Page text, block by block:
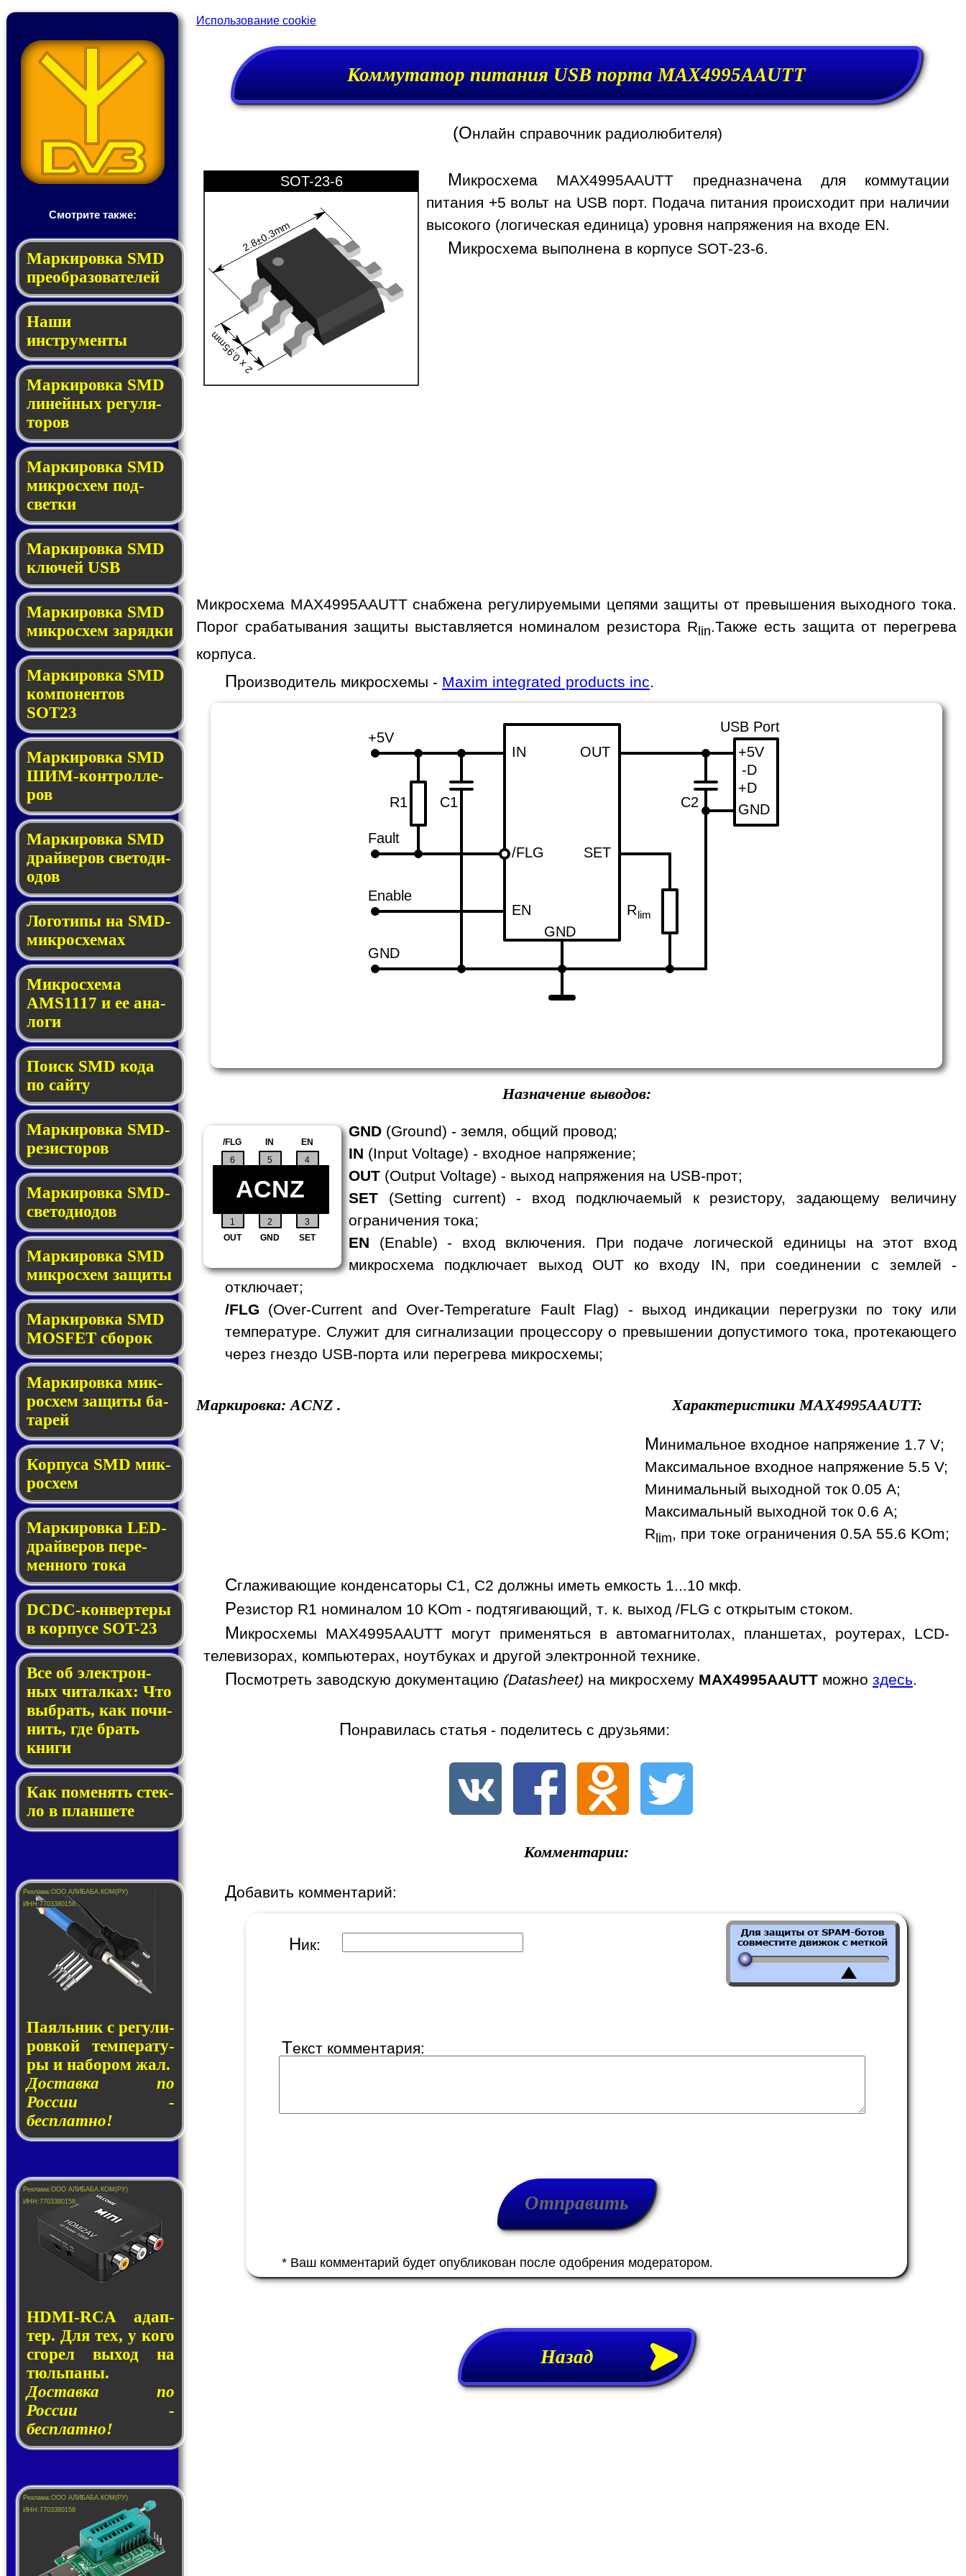
Смотрите также:
Мар­ки­ров­ка SMD
пре­об­ра­зо­ва­те­лей
Наши
инструменты
Маркировка SMD
ли­ней­ных ре­гу­ля­
то­ров
Маркировка SMD
мик­ро­схем под­
свет­ки
Маркировка SMD
клю­чей USB
Маркировка SMD
мик­рос­хем за­ряд­ки
Маркировка SMD
ком­по­нен­тов
SOT23
Маркировка SMD
ШИМ-кон­трол­ле­
ров
Маркировка SMD
драй­ве­ров све­то­ди­
о­дов
Логотипы на SMD-
мик­ро­схе­мах
Микросхема
AMS1117 и ее ана­
ло­ги
Поиск SMD ко­да
по сай­ту
Маркировка SMD-
ре­зис­то­ров
Маркировка SMD-
све­то­дио­дов
Мар­ки­ров­ка SMD
мик­рос­хем защиты
Мар­ки­ров­ка SMD
MOSFET сбо­рок
Мар­ки­ров­ка мик­
ро­схем за­щи­ты ба­
та­рей
Корпуса SMD мик­
ро­схем
Маркировка LED-
драй­ве­ров пе­ре­
мен­но­го то­ка
DCDC-кон­вер­те­ры
в кор­пу­се SOT-23
Все об элек­трон­
ных чи­тал­ках: Что
выб­рать, как по­чи­
нить, где брать
кни­ги
Как по­ме­нять стек­
ло в планшете
Паяльник с ре­гу­ли­
ров­кой тем­пе­ра­ту­
ры и на­бо­ром жал.
Доставка по
России -
бесплатно!
HDMI-RCA адап­
тер. Для тех, у кого
сго­рел вы­ход на
тюль­па­ны.
Доставка по
России -
бесплатно!
Использование cookie
Коммутатор питания USB порта MAX4995AAUTT
(Онлайн справочник радиолюбителя)
2.8±0.3mm
2 x 0.95mm
SOT-23-6 Микросхема MAX4995AAUTT предназначена для коммутации
питания +5 вольт на USB порт. Подача питания происходит при наличии
высокого (логическая единица) уровня напряжения на входе EN.
Микросхема выполнена в корпусе SOT-23-6.
Микросхема MAX4995AAUTT снабжена регулируемыми цепями защиты от превышения выходного тока.
Порог срабатывания защиты выставляется номиналом резистора Rlin .Также есть защита от перегрева
корпуса.
Производитель микросхемы - Maxim integrated products inc.
+5V
GND
IN OUT
Enable
GND
SET
Rlim
+5V
-D
+D
GND
C1 C2
USB Port
Fault
/FLG
R1
EN
Назначение выводов:
1 2 3
4
OUT GND SET
EN
IN
5
6
/FLG
ACNZ
GND (Ground) - земля, общий провод;
IN (Input Voltage) - входное напряжение;
OUT (Output Voltage) - выход напряжения на USB-прот;
SET (Setting current) - вход подключаемый к резистору, задающему величину
ограничения тока;
EN (Enable) - вход включения. При подаче логической единицы на этот вход
микросхема подключает выход OUT ко входу IN, при соединении с землей -
отключает;
/FLG (Over-Current and Over-Temperature Fault Flag) - выход индикации перегрузки по току или
температуре. Служит для сигнализации процессору о превышении допустимого тока, протекающего
через гнездо USB-порта или перегрева микросхемы;
Маркировка: ACNZ . Характеристики MAX4995AAUTT:
Минимальное входное напряжение 1.7 V;
Максимальное входное напряжение 5.5 V;
Минимальный выходной ток 0.05 A;
Максимальный выходной ток 0.6 A;
Rlim, при токе ограничения 0.5А 55.6 KOm;
Сглаживающие конденсаторы C1, C2 должны иметь емкость 1...10 мкф.
Резистор R1 номиналом 10 KOm - подтягивающий, т. к. выход /FLG с открытым стоком.
Микросхемы MAX4995AAUTT могут применяться в автомагнитолах, планшетах, роутерах, LCD-
телевизорах, компьютерах, ноутбуках и другой электронной технике.
Посмотреть заводскую документацию (Datasheet) на микросхему MAX4995AAUTT можно здесь.
Понравилась статья - поделитесь с друзьями:
Комментарии:
Добавить комментарий:
Ник:
Текст комментария:
* Ваш комментарий будет опубликован после одобрения модератором.
Назад